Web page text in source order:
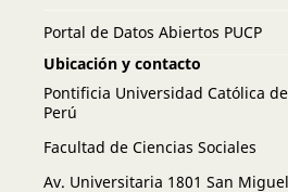
Portal de Datos Abiertos PUCP
Ubicación y contacto
Pontificia Universidad Católica
Perú
Facultad de Ciencias Sociales
Av. Universitaria 1801 San